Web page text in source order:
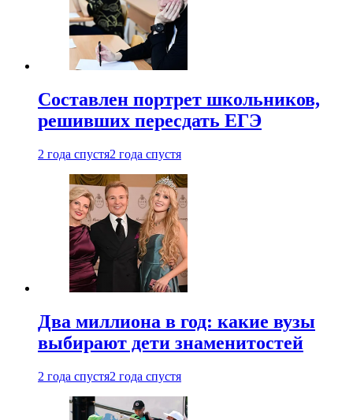
Составлен портрет школьников,
решивших пересдать ЕГЭ
2 года спустя2 года спустя
Два миллиона в год: какие вузы
выбирают дети знаменитостей
2 года спустя2 года спустя